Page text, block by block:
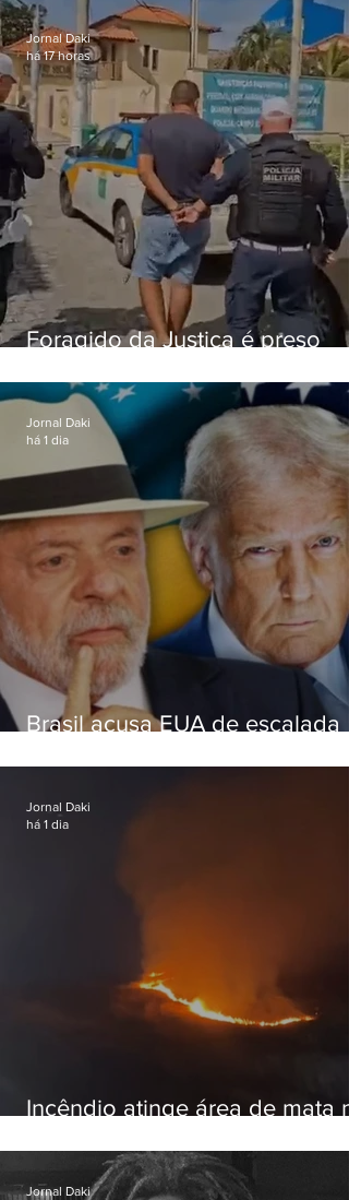
Foragido da Justiça é preso
RJ-106, em Maricá
Jornal Daki
há 17 horas
Brasil acusa EUA de escalada
embaixadora
Jornal Daki
há 1 dia
Incêndio atinge área de mata
Iguaçu
Jornal Daki
há 1 dia
Jornal Daki